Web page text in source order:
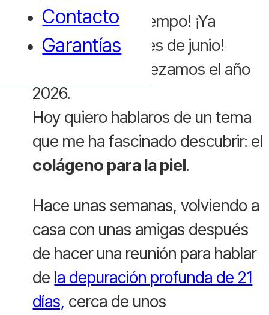
Contacto
Garantías
¡Cómo vuela el tiempo! ¡Ya
estamos en el mes de junio!
Hace 4 días empezamos el año
2026.
Hoy quiero hablaros de un tema
que me ha fascinado descubrir: el
colágeno para la piel.
Hace unas semanas, volviendo a
casa con unas amigas después
de hacer una reunión para hablar
de la depuración profunda de 21
días, cerca de unos